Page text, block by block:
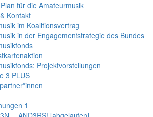
für die Amateurmusik
Kontakt
im Koalitionsvertrag
in der Engagementstrategie des Bundes
Projektvorstellungen
3 PLUS
1
AND3RS! [abgelaufen]